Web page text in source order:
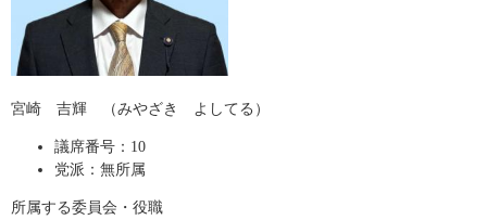
宮崎 吉輝 （みやざき よしてる）
議席番号：10
党派：無所属
所属する委員会・役職